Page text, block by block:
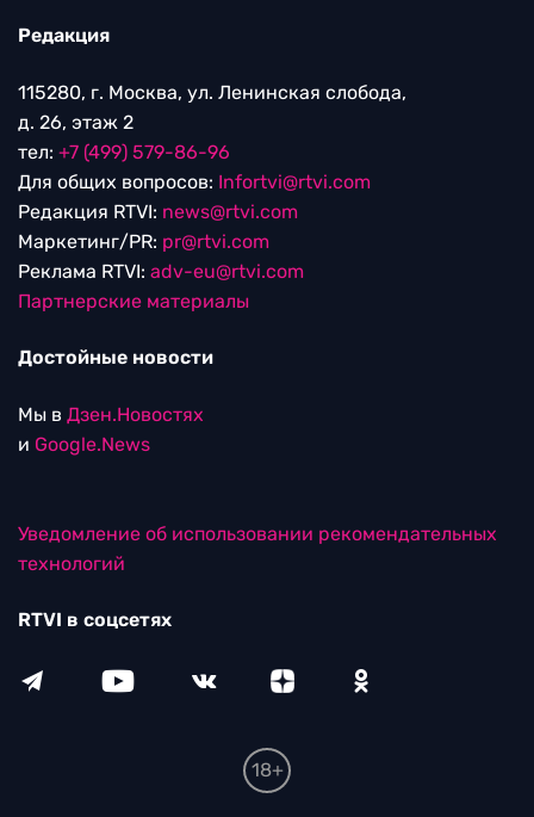
Редакция
115280, г. Москва, ул. Ленинская слобода,
д. 26, этаж 2
тел: +7 (499) 579-86-96
Для общих вопросов: Infortvi@rtvi.com
Редакция RTVI: news@rtvi.com
Маркетинг/PR: pr@rtvi.com
Реклама RTVI: adv-eu@rtvi.com
Партнерские материалы
Достойные новости
Мы в Дзен.Новостях
и Google.News
Уведомление об использовании рекомендательных
технологий
RTVI в соцсетях
18+